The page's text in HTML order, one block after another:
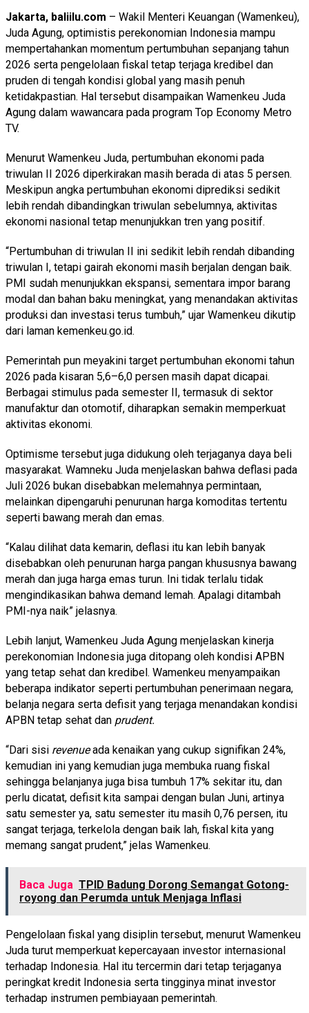
Jakarta, baliilu.com – Wakil Menteri Keuangan (Wamenkeu),
Juda Agung, optimistis perekonomian Indonesia mampu
mempertahankan momentum pertumbuhan sepanjang tahun
2026 serta pengelolaan fiskal tetap terjaga kredibel dan
pruden di tengah kondisi global yang masih penuh
ketidakpastian. Hal tersebut disampaikan Wamenkeu Juda
Agung dalam wawancara pada program Top Economy Metro
TV.
Menurut Wamenkeu Juda, pertumbuhan ekonomi pada
triwulan II 2026 diperkirakan masih berada di atas 5 persen.
Meskipun angka pertumbuhan ekonomi diprediksi sedikit
lebih rendah dibandingkan triwulan sebelumnya, aktivitas
ekonomi nasional tetap menunjukkan tren yang positif.
“Pertumbuhan di triwulan II ini sedikit lebih rendah dibanding
triwulan I, tetapi gairah ekonomi masih berjalan dengan baik.
PMI sudah menunjukkan ekspansi, sementara impor barang
modal dan bahan baku meningkat, yang menandakan aktivitas
produksi dan investasi terus tumbuh,” ujar Wamenkeu dikutip
dari laman kemenkeu.go.id.
Pemerintah pun meyakini target pertumbuhan ekonomi tahun
2026 pada kisaran 5,6–6,0 persen masih dapat dicapai.
Berbagai stimulus pada semester II, termasuk di sektor
manufaktur dan otomotif, diharapkan semakin memperkuat
aktivitas ekonomi.
Optimisme tersebut juga didukung oleh terjaganya daya beli
masyarakat. Wamneku Juda menjelaskan bahwa deflasi pada
Juli 2026 bukan disebabkan melemahnya permintaan,
melainkan dipengaruhi penurunan harga komoditas tertentu
seperti bawang merah dan emas.
“Kalau dilihat data kemarin, deflasi itu kan lebih banyak
disebabkan oleh penurunan harga pangan khususnya bawang
merah dan juga harga emas turun. Ini tidak terlalu tidak
mengindikasikan bahwa demand lemah. Apalagi ditambah
PMI-nya naik” jelasnya.
Lebih lanjut, Wamenkeu Juda Agung menjelaskan kinerja
perekonomian Indonesia juga ditopang oleh kondisi APBN
yang tetap sehat dan kredibel. Wamenkeu menyampaikan
beberapa indikator seperti pertumbuhan penerimaan negara,
belanja negara serta defisit yang terjaga menandakan kondisi
APBN tetap sehat dan prudent.
“Dari sisi revenueada kenaikan yang cukup signifikan 24%,
kemudian ini yang kemudian juga membuka ruang fiskal
sehingga belanjanya juga bisa tumbuh 17% sekitar itu, dan
perlu dicatat, defisit kita sampai dengan bulan Juni, artinya
satu semester ya, satu semester itu masih 0,76 persen, itu
sangat terjaga, terkelola dengan baik lah, fiskal kita yang
memang sangat prudent,” jelas Wamenkeu.
Baca Juga TPID Badung Dorong Semangat Gotong-
royong dan Perumda untuk Menjaga Inflasi
Pengelolaan fiskal yang disiplin tersebut, menurut Wamenkeu
Juda turut memperkuat kepercayaan investor internasional
terhadap Indonesia. Hal itu tercermin dari tetap terjaganya
peringkat kredit Indonesia serta tingginya minat investor
terhadap instrumen pembiayaan pemerintah.